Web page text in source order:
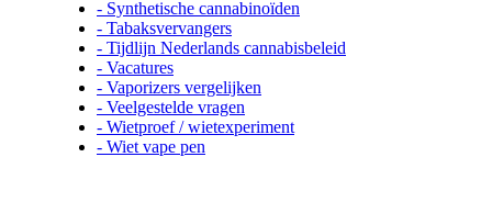
- Synthetische cannabinoïden
- Tabaksvervangers
- Tijdlijn Nederlands cannabisbeleid
- Vacatures
- Vaporizers vergelijken
- Veelgestelde vragen
- Wietproef / wietexperiment
- Wiet vape pen